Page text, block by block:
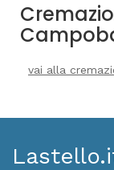
vai alla